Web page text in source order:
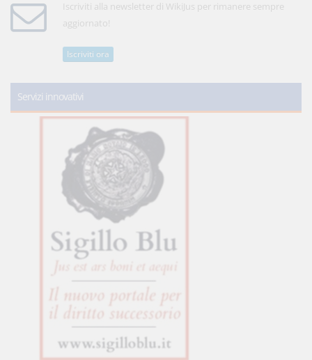
Iscriviti alla newsletter di WikiJus per rimanere sempre
aggiornato!
Iscriviti ora
Servizi innovativi